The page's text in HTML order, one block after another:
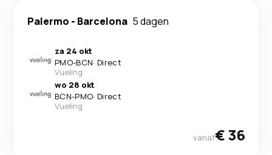
Palermo - Barcelona 5 dagen
za 24 okt
PMO-BCN· Direct
Vueling
wo 28 okt
BCN-PMO· Direct
Vueling
vanaf€ 36